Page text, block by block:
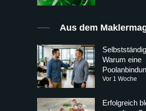
Aus dem
Warum eine
Vor 1 Woche
Erfolgreich